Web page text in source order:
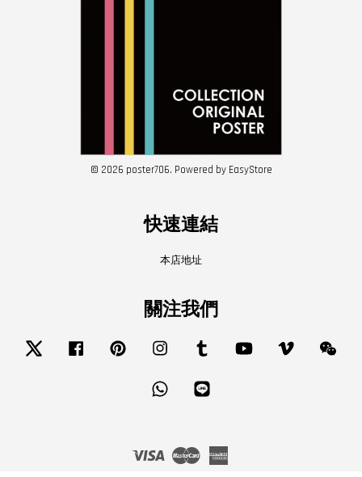
© 2026 poster706. Powered by EasyStore
快速連結
本店地址
關注我們
Twitter Facebook Pinterest Instagram Tumblr YouTube Vimeo
Whatsapp
Visa Master